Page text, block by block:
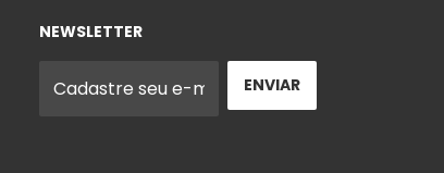
NEWSLETTER